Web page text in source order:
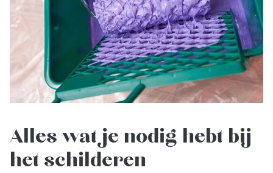
Alles wat je nodig hebt bij
het schilderen